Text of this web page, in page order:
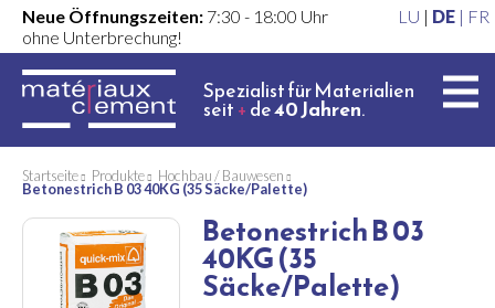
Neue Öffnungszeiten: 7:30 - 18:00 Uhr
ohne Unterbrechung!
LU | DE | FR
Spezialist für Materialien
seit+de40 Jahren.
Startseite Produkte Hochbau / Bauwesen
Betonestrich B 03 40KG (35 Säcke/Palette)
Betonestrich B 03
40KG (35
Säcke/Palette)